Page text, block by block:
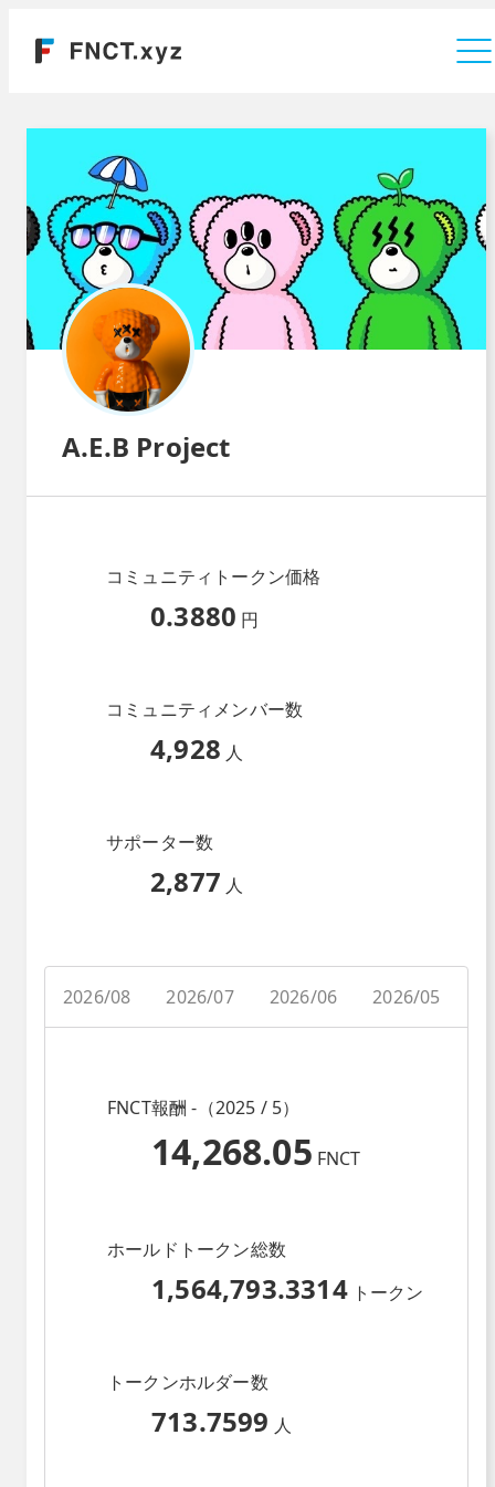
A.E.B Project
コミュニティトークン価格
0.3880 円
コミュニティメンバー数
4,928 人
サポーター数
2,877 人
2026/08 2026/07 2026/06 2026/05
FNCT報酬 -（2025 / 5）
14,268.05 FNCT
ホールドトークン総数
1,564,793.3314 トークン
トークンホルダー数
713.7599 人